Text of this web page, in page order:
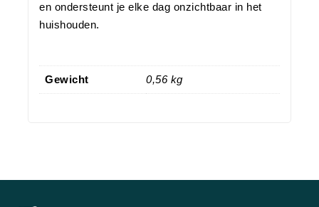
en ondersteunt je elke dag onzichtbaar in het
huishouden.
Gewicht 0,56 kg